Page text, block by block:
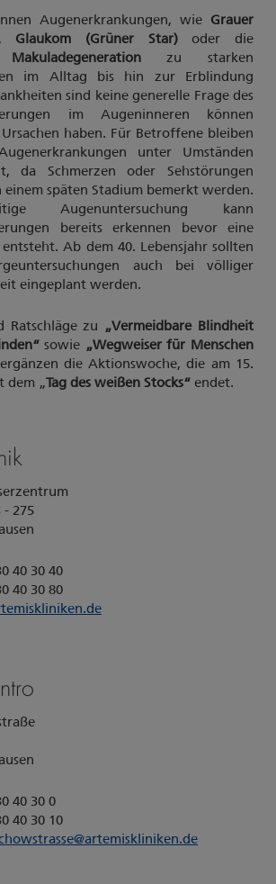
Augenerkrankungen, wie Grauer
Glaukom (Grüner Star)oder die
zu starken
im Alltag bis hin zur Erblindung
sind keine generelle Frage des
im Augeninneren können
haben. Für Betroffene bleiben
unter Umständen
da Schmerzen oder Sehstörungen
einem späten Stadium bemerkt werden.
Augenuntersuchung kann
bereits erkennen bevor eine
Ab dem 40. Lebensjahr sollten
auch bei völliger
eingeplant werden.
Ratschläge zu „Vermeidbare Blindheit
sowie „Wegweiser für Menschen
ergänzen die Aktionswoche, die am 15.
dem „Tag des weißen Stocks“ endet.
- 275
40 30 40
40 30 80
40 30 0
40 30 10
@artemiskliniken.de